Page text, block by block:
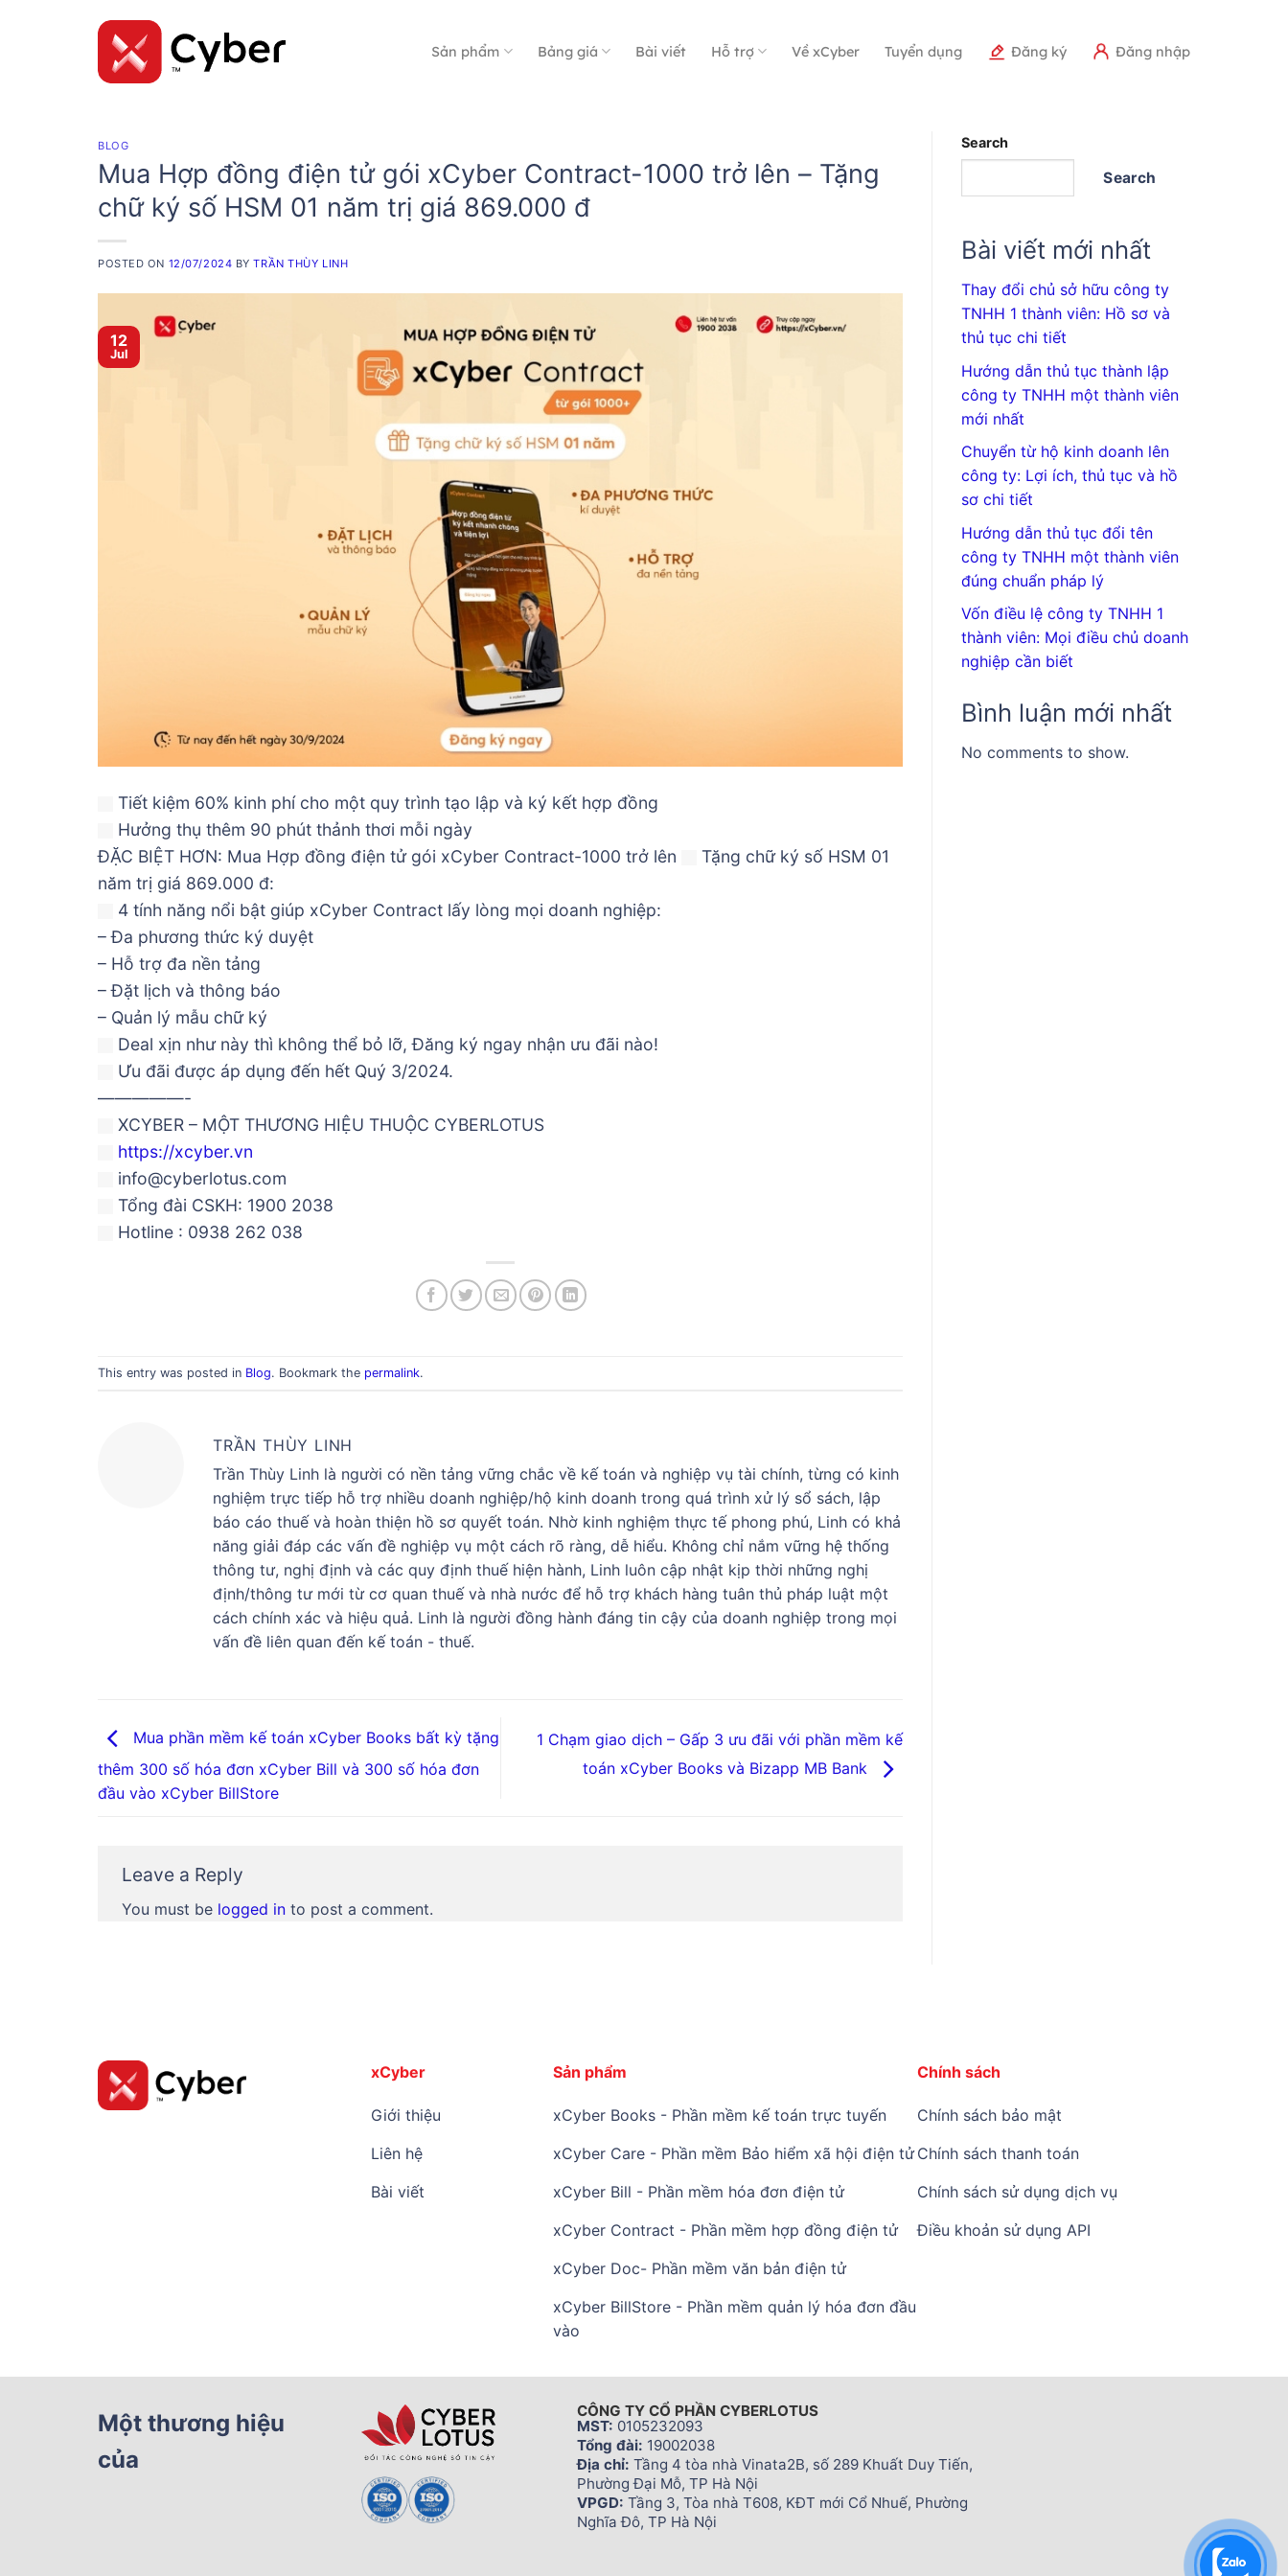
Sản phẩm Bảng giá Bài viết Hỗ trợ Về xCyber Tuyển dụng Đăng ký Đăng nhập
BLOG
Mua Hợp đồng điện tử gói xCyber Contract-1000 trở lên – Tặng
chữ ký số HSM 01 năm trị giá 869.000 đ
POSTED ON 12/07/2024 BYTRẦN THÙY LINH
12
Jul
Tiết kiệm 60% kinh phí cho một quy trình tạo lập và ký kết hợp đồng
Hưởng thụ thêm 90 phút thảnh thơi mỗi ngày
ĐẶC BIỆT HƠN: Mua Hợp đồng điện tử gói xCyber Contract-1000 trở lên
Tặng chữ ký số HSM 01
năm trị giá 869.000 đ:
4 tính năng nổi bật giúp xCyber Contract lấy lòng mọi doanh nghiệp:
– Đa phương thức ký duyệt
– Hỗ trợ đa nền tảng
– Đặt lịch và thông báo
– Quản lý mẫu chữ ký
Deal xịn như này thì không thể bỏ lỡ, Đăng ký ngay nhận ưu đãi nào!
Ưu đãi được áp dụng đến hết Quý 3/2024.
—————-
XCYBER – MỘT THƯƠNG HIỆU THUỘC CYBERLOTUS
https://xcyber.vn
info@cyberlotus.com
Tổng đài CSKH: 1900 2038
Hotline : 0938 262 038
This entry was posted in Blog. Bookmark the permalink.
TRẦN THÙY LINH
Trần Thùy Linh là người có nền tảng vững chắc về kế toán và nghiệp vụ tài chính, từng có kinh
nghiệm trực tiếp hỗ trợ nhiều doanh nghiệp/hộ kinh doanh trong quá trình xử lý sổ sách, lập
báo cáo thuế và hoàn thiện hồ sơ quyết toán. Nhờ kinh nghiệm thực tế phong phú, Linh có khả
năng giải đáp các vấn đề nghiệp vụ một cách rõ ràng, dễ hiểu. Không chỉ nắm vững hệ thống
thông tư, nghị định và các quy định thuế hiện hành, Linh luôn cập nhật kịp thời những nghị
định/thông tư mới từ cơ quan thuế và nhà nước để hỗ trợ khách hàng tuân thủ pháp luật một
cách chính xác và hiệu quả. Linh là người đồng hành đáng tin cậy của doanh nghiệp trong mọi
vấn đề liên quan đến kế toán - thuế.
Mua phần mềm kế toán xCyber Books bất kỳ tặng
thêm 300 số hóa đơn xCyber Bill và 300 số hóa đơn
đầu vào xCyber BillStore
1 Chạm giao dịch – Gấp 3 ưu đãi với phần mềm kế
toán xCyber Books và Bizapp MB Bank
Leave a Reply
You must be logged in to post a comment.
Search
Search
Bài viết mới nhất
Thay đổi chủ sở hữu công ty
TNHH 1 thành viên: Hồ sơ và
thủ tục chi tiết
Hướng dẫn thủ tục thành lập
công ty TNHH một thành viên
mới nhất
Chuyển từ hộ kinh doanh lên
công ty: Lợi ích, thủ tục và hồ
sơ chi tiết
Hướng dẫn thủ tục đổi tên
công ty TNHH một thành viên
đúng chuẩn pháp lý
Vốn điều lệ công ty TNHH 1
thành viên: Mọi điều chủ doanh
nghiệp cần biết
Bình luận mới nhất
No comments to show.
xCyber
Giới thiệu
Liên hệ
Bài viết
Sản phẩm
xCyber Books - Phần mềm kế toán trực tuyến
xCyber Care - Phần mềm Bảo hiểm xã hội điện tử
xCyber Bill - Phần mềm hóa đơn điện tử
xCyber Contract - Phần mềm hợp đồng điện tử
xCyber Doc- Phần mềm văn bản điện tử
xCyber BillStore - Phần mềm quản lý hóa đơn đầu
vào
Chính sách
Chính sách bảo mật
Chính sách thanh toán
Chính sách sử dụng dịch vụ
Điều khoản sử dụng API
Một thương hiệu
của
CÔNG TY CỔ PHẦN CYBERLOTUS
MST: 0105232093
Tổng đài: 19002038
Địa chỉ: Tầng 4 tòa nhà Vinata2B, số 289 Khuất Duy Tiến,
Phường Đại Mỗ, TP Hà Nội
VPGD: Tầng 3, Tòa nhà T608, KĐT mới Cổ Nhuế, Phường
Nghĩa Đô, TP Hà Nội